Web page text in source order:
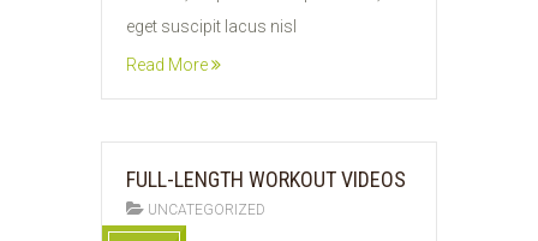
eget suscipit lacus nisl
Read More
FULL-LENGTH WORKOUT VIDEOS
UNCATEGORIZED